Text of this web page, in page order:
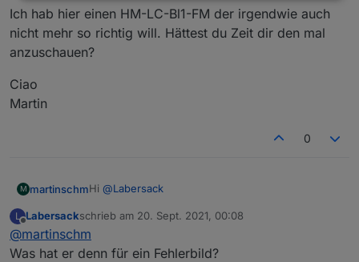
Ich hab hier einen HM-LC-Bl1-FM der irgendwie auch
nicht mehr so richtig will. Hättest du Zeit dir den mal
anzuschauen?
Ciao
Martin
0
M martinschmHi @Labersack
Ich hab hier einen HM-LC-Bl1-FM der irgendwie
auch nicht mehr so richtig will. Hättest du Zeit dir
den mal anzuschauen?
Ciao
L
Offline
Labersackschrieb am 20. Sept. 2021, 00:08
zuletzt editiert von
@martinschm
Was hat er denn für ein Fehlerbild?